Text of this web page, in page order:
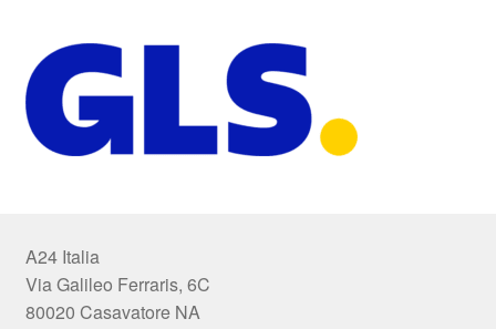
A24 Italia
Via Galileo Ferraris, 6C
80020 Casavatore NA